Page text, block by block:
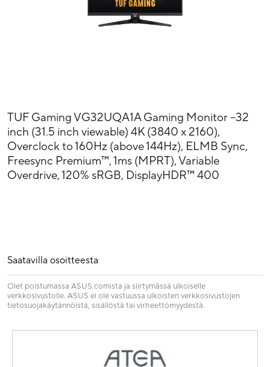
TUF Gaming VG32UQA1A Gaming Monitor –32
inch (31.5 inch viewable) 4K (3840 x 2160),
Overclock to 160Hz (above 144Hz), ELMB Sync,
Freesync Premium™, 1ms (MPRT), Variable
Overdrive, 120% sRGB, DisplayHDR™ 400
Saatavilla osoitteesta
Olet poistumassa ASUS.comista ja siirtymässä ulkoiselle
verkkosivustolle. ASUS ei ole vastuussa ulkoisten verkkosivustojen
tietosuojakäytännöistä, sisällöstä tai virheettömyydestä.